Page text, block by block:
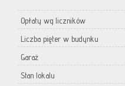
Opłaty wg liczników
Liczba pięter w budynku
Garaż
Stan lokalu